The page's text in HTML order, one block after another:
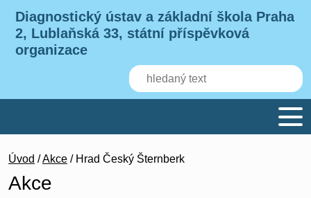
Diagnostický ústav a základní škola Praha
2, Lublaňská 33, státní příspěvková
organizace
Akce
Úvod /Akce / Hrad Český Šternberk